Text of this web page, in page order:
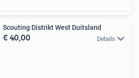
Scouting Distrikt West Duitsland
€ 40,00 Details